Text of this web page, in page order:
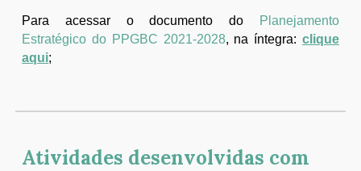
Para acessar o documento do
Planejamento
Estratégico do PPGBC 2021-2028, na íntegra: clique
aqui;
Atividades desenvolvidas com